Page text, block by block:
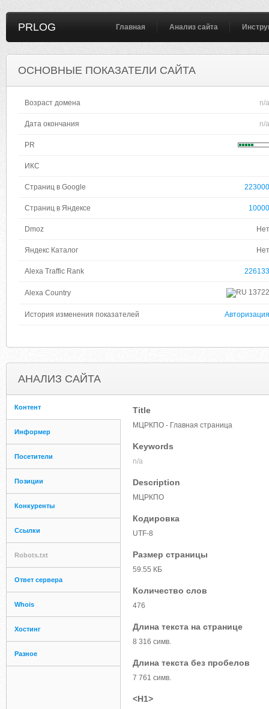
PRLOG Главная Анализ сайта
ОСНОВНЫЕ ПОКАЗАТЕЛИ САЙТА
Возраст домена n/a
Дата окончания n/a
PR
ИКС
Страниц в Google 223000
Страниц в Яндексе 10000
Dmoz Нет
Яндекс Каталог Нет
Alexa Traffic Rank 226133
Alexa Country 13722
История изменения показателей Авторизация
АНАЛИЗ САЙТА
Контент
Информер
Посетители
Позиции
Конкуренты
Ссылки
Robots.txt
Ответ сервера
Whois
Хостинг
Разное
Title
МЦРКПО - Главная страница
Keywords
n/a
Description
МЦРКПО
Кодировка
UTF-8
Размер страницы
59.55 КБ
Количество слов
476
Длина текста на странице
8 316 симв.
Длина текста без пробелов
7 761 симв.
<H1>